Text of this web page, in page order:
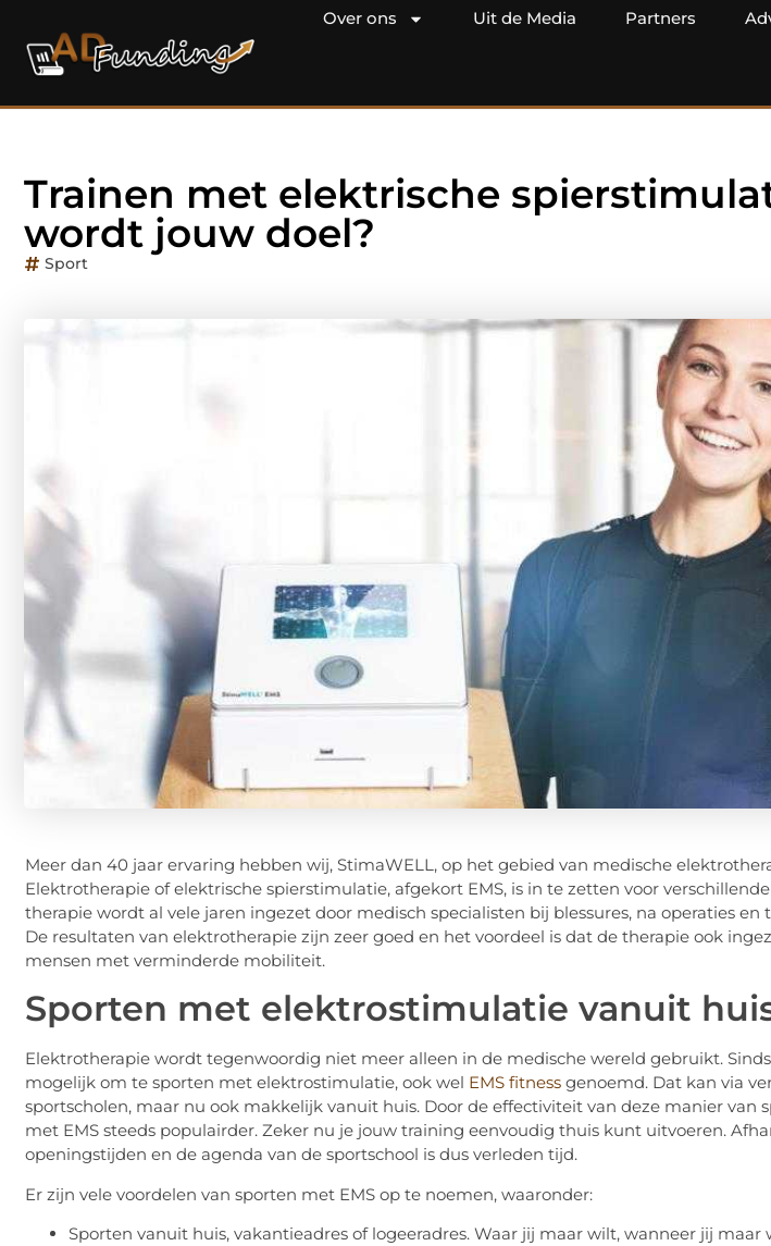
Over ons Uit de Media Partners
Trainen met elektrische
wordt jouw doel?
Sport
Meer dan 40 jaar ervaring hebben wij, StimaWELL, op het gebied van medische
Elektrotherapie of elektrische spierstimulatie, afgekort EMS, is in te zetten voor
therapie wordt al vele jaren ingezet door medisch specialisten bij blessures, na operaties en
De resultaten van elektrotherapie zijn zeer goed en het voordeel is dat de therapie ook
mensen met verminderde mobiliteit.
Sporten met elektrostimulatie vanuit
Elektrotherapie wordt tegenwoordig niet meer alleen in de medische wereld gebruikt.
mogelijk om te sporten met elektrostimulatie, ook wel EMS fitness genoemd. Dat kan via
sportscholen, maar nu ook makkelijk vanuit huis. Door de effectiviteit van deze manier van
met EMS steeds populairder. Zeker nu je jouw training eenvoudig thuis kunt uitvoeren.
openingstijden en de agenda van de sportschool is dus verleden tijd.
Er zijn vele voordelen van sporten met EMS op te noemen, waaronder:
Sporten vanuit huis, vakantieadres of logeeradres. Waar jij maar wilt, wanneer jij maar